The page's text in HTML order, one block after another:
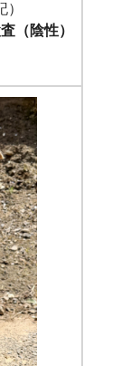
（陰性）